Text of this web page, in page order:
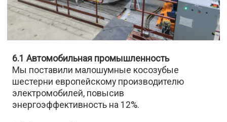
6.1 Автомобильная промышленность
Мы поставили малошумные косозубые
шестерни европейскому производителю
электромобилей, повысив
энергоэффективность на 12%.